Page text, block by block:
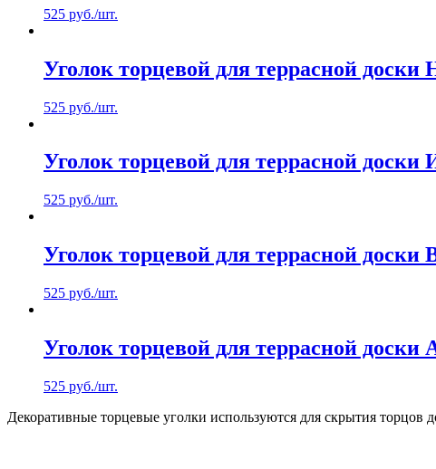
525 руб./шт.
Уголок торцевой для террасной доски
525 руб./шт.
Уголок торцевой для террасной доски
525 руб./шт.
Уголок торцевой для террасной доски
525 руб./шт.
Уголок торцевой для террасной доски
525 руб./шт.
Декоративные торцевые уголки используются для скрытия